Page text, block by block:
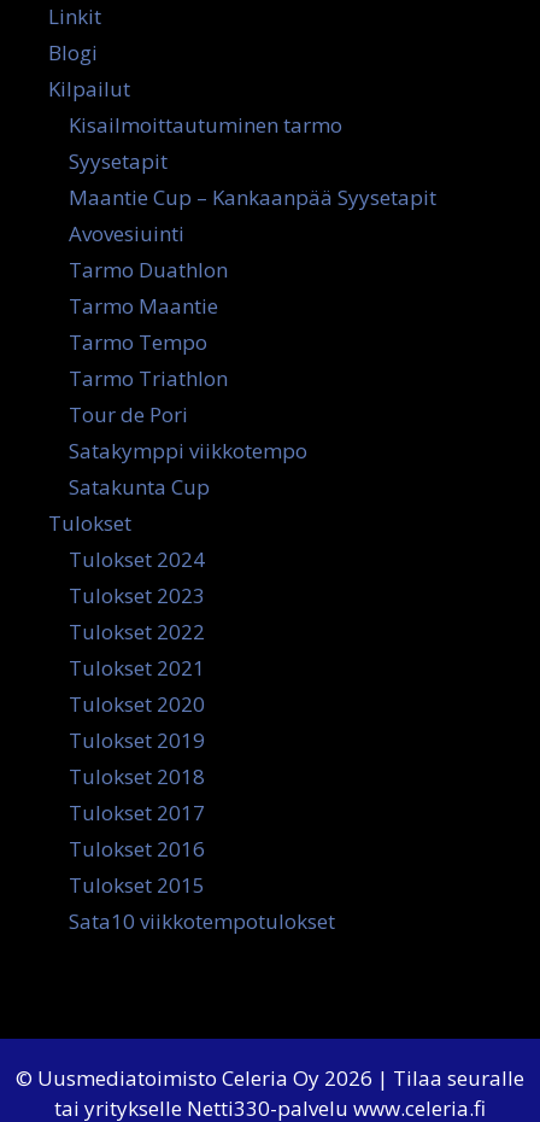
Linkit
Blogi
Kilpailut
Kisailmoittautuminen tarmo
Syysetapit
Maantie Cup – Kankaanpää Syysetapit
Avovesiuinti
Tarmo Duathlon
Tarmo Maantie
Tarmo Tempo
Tarmo Triathlon
Tour de Pori
Satakymppi viikkotempo
Satakunta Cup
Tulokset
Tulokset 2024
Tulokset 2023
Tulokset 2022
Tulokset 2021
Tulokset 2020
Tulokset 2019
Tulokset 2018
Tulokset 2017
Tulokset 2016
Tulokset 2015
Sata10 viikkotempotulokset
© Uusmediatoimisto Celeria Oy 2026 | Tilaa seuralle
tai yritykselle Netti330-palvelu www.celeria.fi